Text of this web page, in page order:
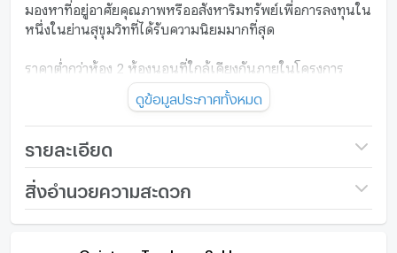
มองหาที่อยู่อาศัยคุณภาพหรืออสังหาริมทรัพย์เพื่อการลงทุนใน
หนึ่งในย่านสุขุมวิทที่ได้รับความนิยมมากที่สุด
ราคาต่ำกว่าห้อง 2 ห้องนอนที่ใกล้เคียงกันภายในโครงการ
ราคาต่ำกว่าค่าเฉลี่ยของโครงการประมาณ 9.55%
ราคาต่ำกว่าระดับราคาของพื้นที่โดยรอบประมาณ 24.76%
อัตราผลตอบแทนจากการปล่อยเช่าประมาณ 5.17%
ต่อเนื่อง เหมาะสำหรับการอยู่อาศัยและการลงทุนระยะยาว
ดูข้อมูลประกาศทั้งหมด
รายละเอียด
ชื่อโครงการ
Quintara Treehaus
สิ่งอำนวยความสะดวก
ภายในห้อง ภายในโครงการ